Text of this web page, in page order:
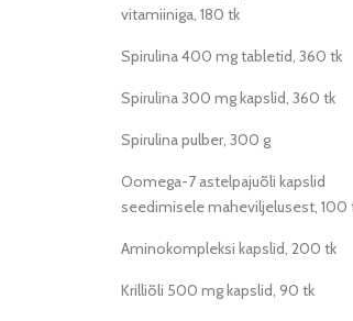
vitamiiniga, 180 tk
Spirulina 400 mg tabletid, 360 tk
Spirulina 300 mg kapslid, 360 tk
Spirulina pulber, 300 g
Oomega-7 astelpajuõli kapslid
seedimisele maheviljelusest, 100
Aminokompleksi kapslid, 200 tk
Krilliõli 500 mg kapslid, 90 tk